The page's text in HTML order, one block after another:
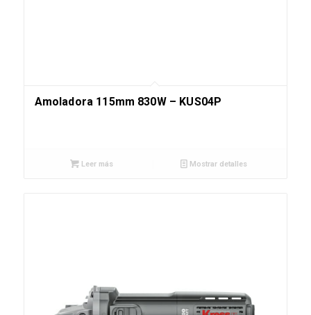
Amoladora 115mm 830W – KUS04P
Leer más Mostrar detalles